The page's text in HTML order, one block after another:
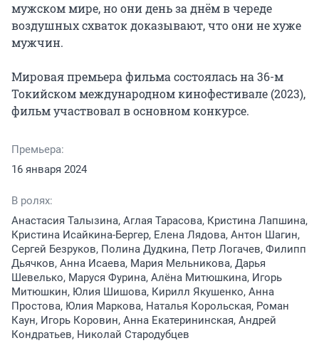
мужском мире, но они день за днём в череде
воздушных схваток доказывают, что они не хуже
мужчин.
Мировая премьера фильма состоялась на 36-м
Токийском международном кинофестивале (2023),
фильм участвовал в основном конкурсе.
Премьера:
16 января 2024
В ролях:
Анастасия Талызина, Аглая Тарасова, Кристина Лапшина,
Кристина Исайкина-Бергер, Елена Лядова, Антон Шагин,
Сергей Безруков, Полина Дудкина, Петр Логачев, Филипп
Дьячков, Анна Исаева, Мария Мельникова, Дарья
Шевелько, Маруся Фурина, Алёна Митюшкина, Игорь
Митюшкин, Юлия Шишова, Кирилл Якушенко, Анна
Простова, Юлия Маркова, Наталья Корольская, Роман
Каун, Игорь Коровин, Анна Екатерининская, Андрей
Кондратьев, Николай Стародубцев